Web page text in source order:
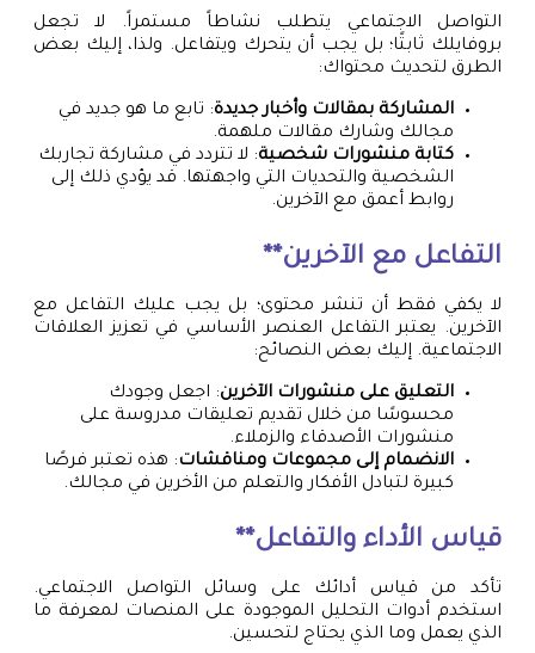
التواصل الاجتماعي يتطلب نشاطاً مستمراً. لا تجعل
بروفايلك ثابتًا؛ بل يجب أن يتحرك ويتفاعل. ولذا، إليك بعض
الطرق لتحديث محتواك:
المشاركة بمقالات وأخبار جديدة: تابع ما هو جديد في
مجالك وشارك مقالات ملهمة.
كتابة منشورات شخصية: لا تتردد في مشاركة تجاربك
الشخصية والتحديات التي واجهتها. قد يؤدي ذلك إلى
روابط أعمق مع الآخرين.
التفاعل مع الآخرين**
لا يكفي فقط أن تنشر محتوى؛ بل يجب عليك التفاعل مع
الآخرين. يعتبر التفاعل العنصر الأساسي في تعزيز العلاقات
الاجتماعية. إليك بعض النصائح:
التعليق على منشورات الآخرين: اجعل وجودك
محسوسًا من خلال تقديم تعليقات مدروسة على
منشورات الأصدقاء والزملاء.
الانضمام إلى مجموعات ومناقشات: هذه تعتبر فرصًا
كبيرة لتبادل الأفكار والتعلم من الأخرين في مجالك.
قياس الأداء والتفاعل**
تأكد من قياس أدائك على وسائل التواصل الاجتماعي.
استخدم أدوات التحليل الموجودة على المنصات لمعرفة ما
الذي يعمل وما الذي يحتاج لتحسين.